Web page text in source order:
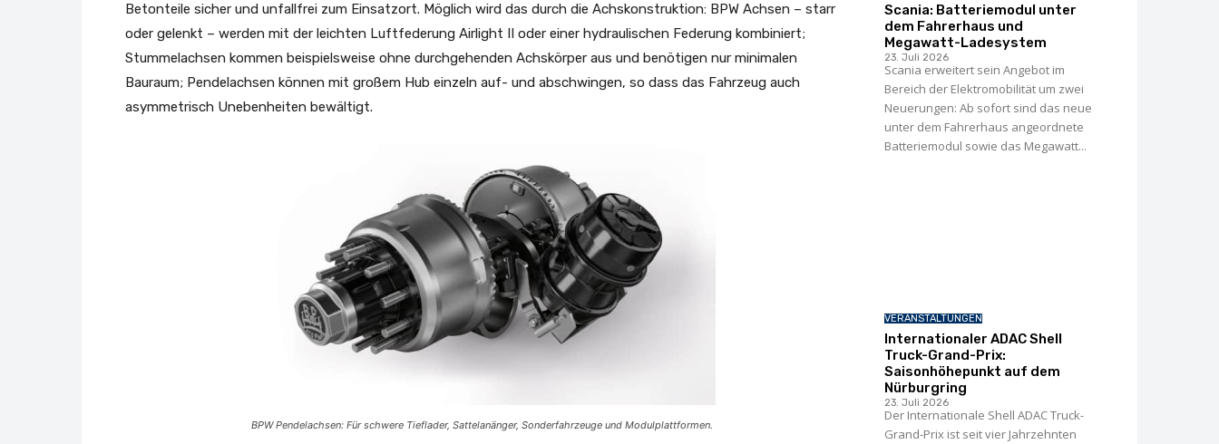
Betonteile sicher und unfallfrei zum Einsatzort. Möglich wird das durch die Achskonstruktion: BPW Achsen – starr
oder gelenkt – werden mit der leichten Luftfederung Airlight II oder einer hydraulischen Federung kombiniert;
Stummelachsen kommen beispielsweise ohne durchgehenden Achskörper aus und benötigen nur minimalen
Bauraum; Pendelachsen können mit großem Hub einzeln auf- und abschwingen, so dass das Fahrzeug auch
asymmetrisch Unebenheiten bewältigt.
BPW Pendelachsen: Für schwere Tieflader, Sattelanänger, Sonderfahrzeuge und Modulplattformen.
Scania: Batteriemodul unter
dem Fahrerhaus und
Megawatt-Ladesystem
23. Juli 2026
Scania erweitert sein Angebot im
Bereich der Elektromobilität um zwei
Neuerungen: Ab sofort sind das neue
unter dem Fahrerhaus angeordnete
Batteriemodul sowie das Megawatt...
VERANSTALTUNGEN
Internationaler ADAC Shell
Truck-Grand-Prix:
Saisonhöhepunkt auf dem
Nürburgring
23. Juli 2026
Der Internationale Shell ADAC Truck-
Grand-Prix ist seit vier Jahrzehnten